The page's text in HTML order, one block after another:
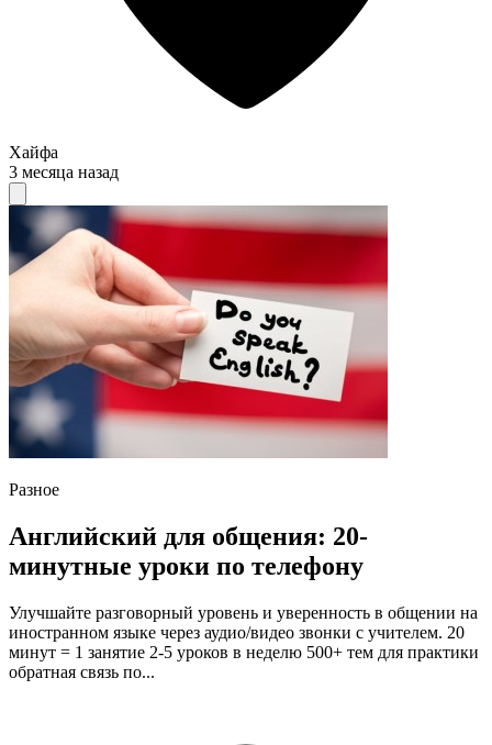
Хайфа
3 месяца назад
Разное
Английский для общения: 20-
минутные уроки по телефону
Улучшайте разговорный уровень и уверенность в общении на
иностранном языке через аудио/видео звонки с учителем. 20
минут = 1 занятие 2-5 уроков в неделю 500+ тем для практики
обратная связь по...